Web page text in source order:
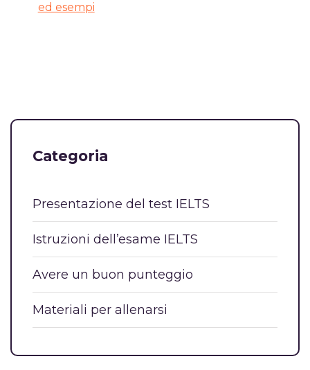
ed esempi
Categoria
Presentazione del test IELTS
Istruzioni dell’esame IELTS
Avere un buon punteggio
Materiali per allenarsi